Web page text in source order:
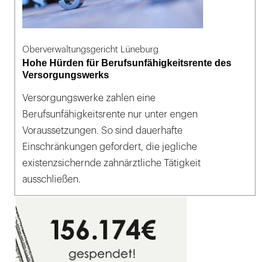
Oberverwaltungsgericht Lüneburg
Hohe Hürden für Berufsunfähigkeitsrente des
Versorgungswerks
Versorgungswerke zahlen eine
Berufsunfähigkeitsrente nur unter engen
Voraussetzungen. So sind dauerhafte
Einschränkungen gefordert, die jegliche
existenzsichernde zahnärztliche Tätigkeit
ausschließen.